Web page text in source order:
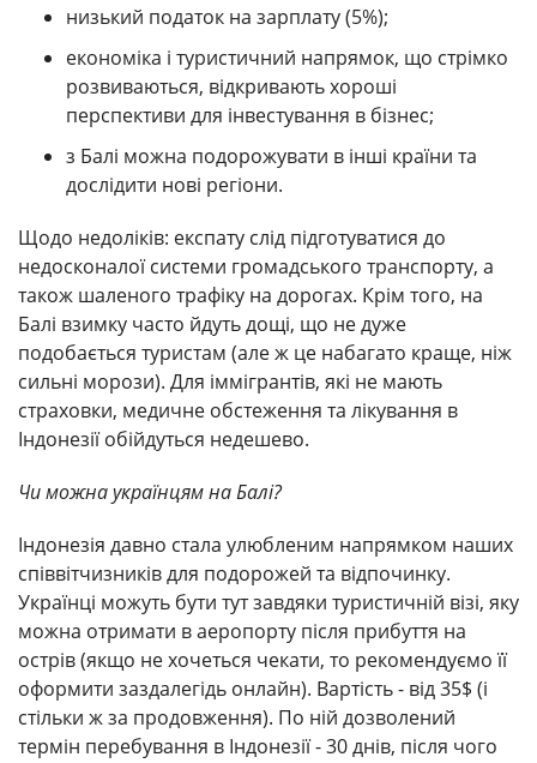
низький податок на зарплату (5%);
економіка і туристичний напрямок, що стрімко
розвиваються, відкривають хороші
перспективи для інвестування в бізнес;
з Балі можна подорожувати в інші країни та
дослідити нові регіони.
Щодо недоліків: експату слід підготуватися до
недосконалої системи громадського транспорту, а
також шаленого трафіку на дорогах. Крім того, на
Балі взимку часто йдуть дощі, що не дуже
подобається туристам (але ж це набагато краще, ніж
сильні морози). Для іммігрантів, які не мають
страховки, медичне обстеження та лікування в
Індонезії обійдуться недешево.
Чи можна українцям на Балі?
Індонезія давно стала улюбленим напрямком наших
співвітчизників для подорожей та відпочинку.
Українці можуть бути тут завдяки туристичній візі, яку
можна отримати в аеропорту після прибуття на
острів (якщо не хочеться чекати, то рекомендуємо її
оформити заздалегідь онлайн). Вартість - від 35$ (і
стільки ж за продовження). По ній дозволений
термін перебування в Індонезії - 30 днів, після чого